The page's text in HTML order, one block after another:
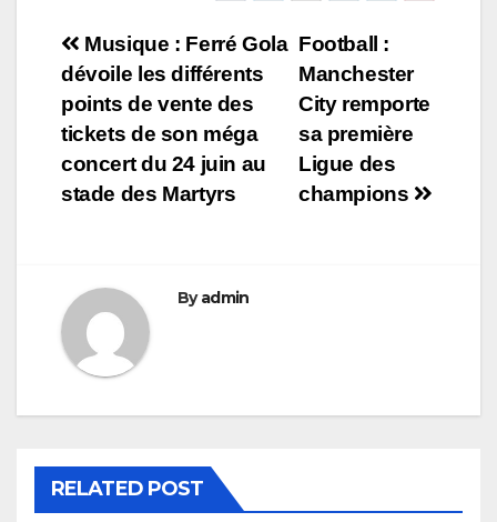
Navigation
de
l’article
Football :
Manchester
City remporte
sa première
Ligue des
champions
Musique : Ferré Gola
dévoile les différents
points de vente des
tickets de son méga
concert du 24 juin au
stade des Martyrs
Byadmin
RELATED POST